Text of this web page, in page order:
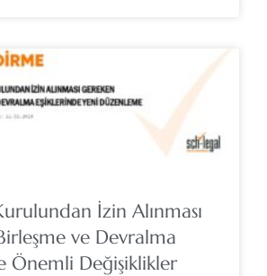
İzin Alınması
ve Devralma
Önemli Değişiklikler